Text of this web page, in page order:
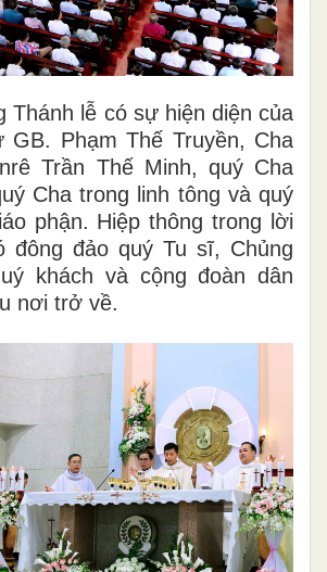
Thánh lễ có sự hiện diện của
GB. Phạm Thế Truyền, Cha
Trần Thế Minh, quý Cha
Cha trong linh tông và quý
phận. Hiệp thông trong lời
đông đảo quý Tu sĩ, Chủng
khách và cộng đoàn dân
nơi trở về.